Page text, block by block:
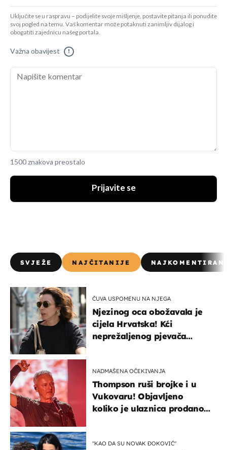
Uključite se u raspravu – podijelite svoje mišljenje, postavite pitanja ili ponudite
svoj pogled na temu. Vaš komentar može potaknuti zanimljiv dijalog i
obogatiti zajednicu našeg portala.
Važna obavijest !
1500 znakova preostalo
Prijavite se
SVJEŽE NAJČITANIJE
ČUVA USPOMENU NA NJEGA
Njezinog oca obožavala je
cijela Hrvatska! Kći
neprežaljenog pjevača
NADMAŠENA OČEKIVANJA
Thompson ruši brojke i u
Vukovaru! Objavljeno
koliko je ulaznica prodano
"KAO DA SU NOVAK ĐOKOVIĆ"